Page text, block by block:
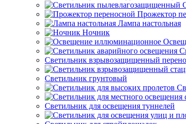
Прожектор
Лампа настольная
Ночник
Светильник взрывозащищенный
Светильник грунтовый
Светильник для освещения туннелей